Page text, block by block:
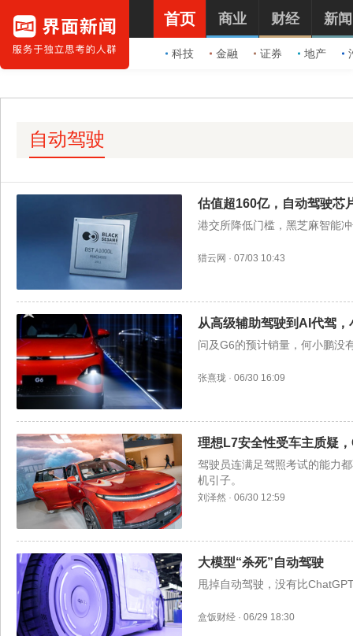
首页
科技 金融 证券 地产
商业 财经 新闻
自动驾驶
估值超160亿，自动驾驶芯
港交所降低门槛，黑芝麻智能
猎云网 · 07/03 10:43
从高级辅助驾驶到AI代驾
问及G6的预计销量，何小鹏没
张熹珑 · 06/30 16:09
理想L7安全性受车主质疑
驾驶员连满足驾照考试的能力
机引子。
刘泽然 · 06/30 12:59
大模型“杀死”自动驾驶
甩掉自动驾驶，没有比
盒饭财经 · 06/29 18:30